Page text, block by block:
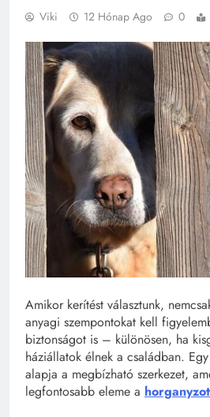
Viki 12 Hónap Ago 0
Amikor kerítést választunk,
anyagi szempontokat kell
biztonságot is – különösen, ha
háziállatok élnek a családban.
alapja a megbízható szerkezet,
legfontosabb eleme a